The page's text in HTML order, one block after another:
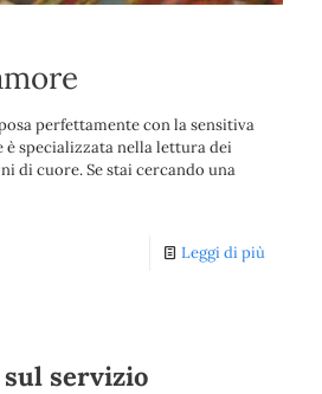
perfettamente con la sensitiva
è specializzata nella lettura dei
di cuore. Se stai cercando una
Leggi di più
servizio